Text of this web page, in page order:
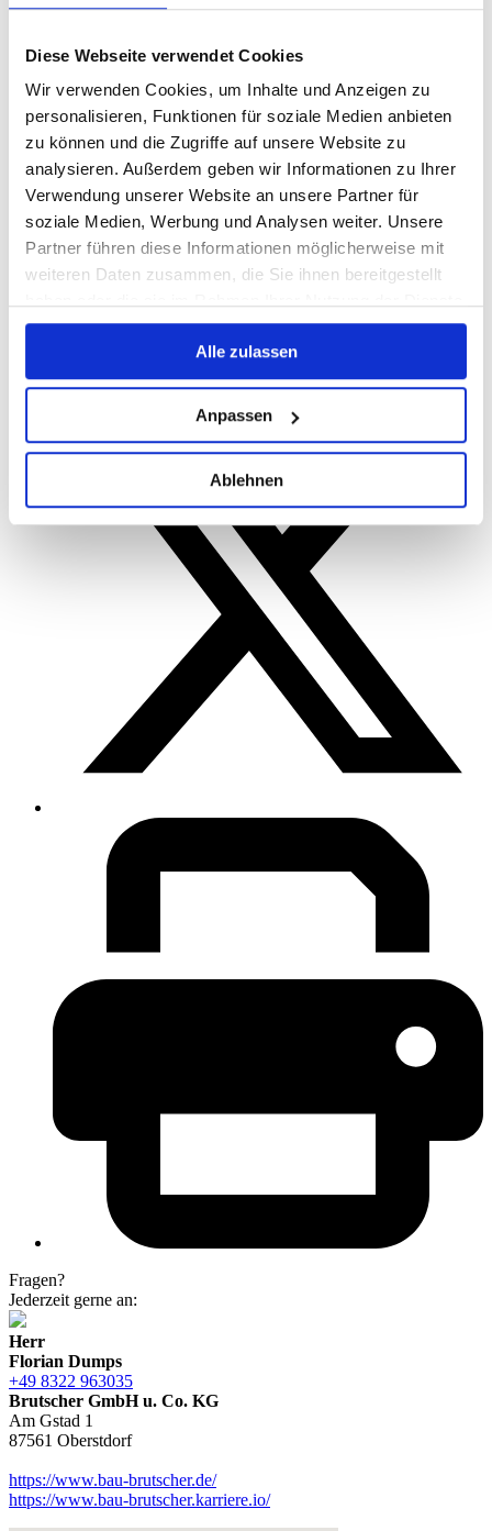
Diese Webseite verwendet Cookies
Wir verwenden Cookies, um Inhalte und Anzeigen zu
personalisieren, Funktionen für soziale Medien anbieten
zu können und die Zugriffe auf unsere Website zu
analysieren. Außerdem geben wir Informationen zu Ihrer
Verwendung unserer Website an unsere Partner für
soziale Medien, Werbung und Analysen weiter. Unsere
Partner führen diese Informationen möglicherweise mit
weiteren Daten zusammen, die Sie ihnen bereitgestellt
gesammelt haben.
Alle zulassen
Anpassen
Ablehnen
Fragen?
Jederzeit gerne an:
Herr
Florian Dumps
+49 8322 963035
Brutscher GmbH u. Co. KG
Am Gstad 1
87561 Oberstdorf
https://www.bau-brutscher.de/
https://www.bau-brutscher.karriere.io/